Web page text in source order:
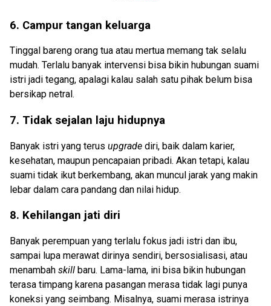
6. Campur tangan keluarga
Tinggal bareng orang tua atau mertua memang tak selalu
mudah. Terlalu banyak intervensi bisa bikin hubungan suami
istri jadi tegang, apalagi kalau salah satu pihak belum bisa
bersikap netral.
7. Tidak sejalan laju hidupnya
Banyak istri yang terus upgrade diri, baik dalam karier,
kesehatan, maupun pencapaian pribadi. Akan tetapi, kalau
suami tidak ikut berkembang, akan muncul jarak yang makin
lebar dalam cara pandang dan nilai hidup.
8. Kehilangan jati diri
Banyak perempuan yang terlalu fokus jadi istri dan ibu,
sampai lupa merawat dirinya sendiri, bersosialisasi, atau
menambah skill baru. Lama-lama, ini bisa bikin hubungan
terasa timpang karena pasangan merasa tidak lagi punya
koneksi yang seimbang. Misalnya, suami merasa istrinya